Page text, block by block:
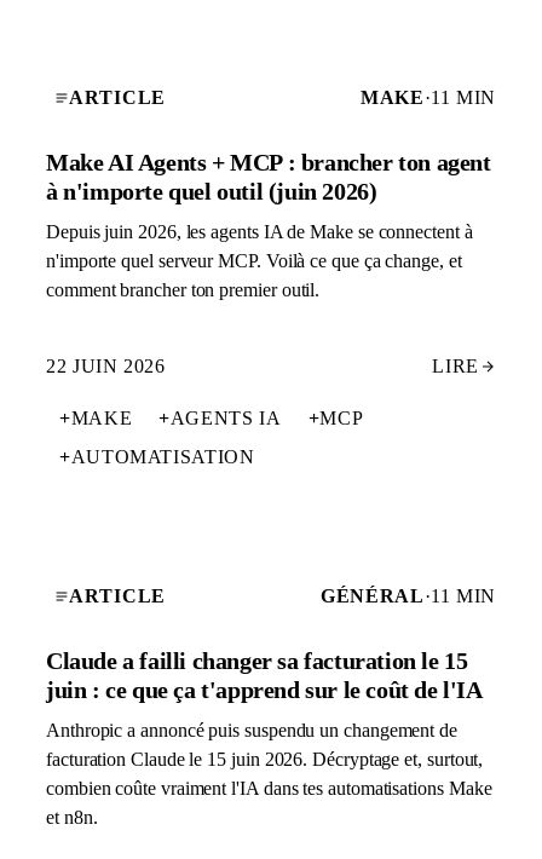
ARTICLE MAKE·11 MIN
Make AI Agents + MCP : brancher ton agent
à n'importe quel outil (juin 2026)
Depuis juin 2026, les agents IA de Make se connectent à
n'importe quel serveur MCP. Voilà ce que ça change, et
comment brancher ton premier outil.
22 JUIN 2026 LIRE
+MAKE +AGENTS IA +MCP
+AUTOMATISATION
ARTICLE GÉNÉRAL·11 MIN
Claude a failli changer sa facturation le 15
juin : ce que ça t'apprend sur le coût de l'IA
Anthropic a annoncé puis suspendu un changement de
facturation Claude le 15 juin 2026. Décryptage et, surtout,
combien coûte vraiment l'IA dans tes automatisations Make
et n8n.